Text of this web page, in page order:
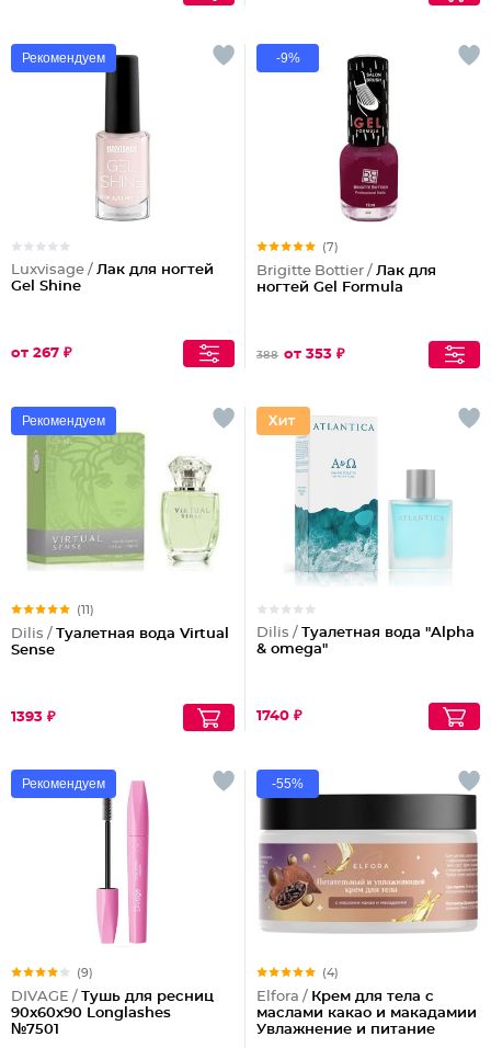
Рекомендуем
Luxvisage / Лак для ногтей
Gel Shine
от 267 ₽
-9%
(7)
Brigitte Bottier / Лак для
ногтей Gel Formula
388 от 353 ₽
Рекомендуем
(11)
Dilis / Туалетная вода Virtual
Sense
1393 ₽
Dilis / Туалетная вода "Alpha
& omega"
1740 ₽
Рекомендуем
(9)
DIVAGE / Тушь для ресниц
90x60x90 Longlashes
№7501
-55%
(4)
Elfora / Крем для тела с
маслами какао и макадамии
Увлажнение и питание